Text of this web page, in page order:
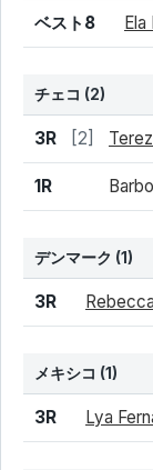
結果 シード
ベスト8 Ela
チェコ (2)
結果 シード
3R [2]
1R
デンマーク (1)
結果 シード
3R
メキシコ (1)
結果 シード
3R Lya